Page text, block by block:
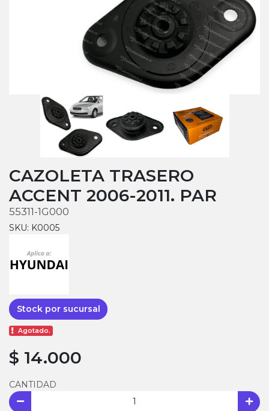
CAZOLETA TRASERO
ACCENT 2006-2011. PAR
55311-1G000
SKU: K0005
Stock por sucursal
Agotado.
$ 14.000
CANTIDAD